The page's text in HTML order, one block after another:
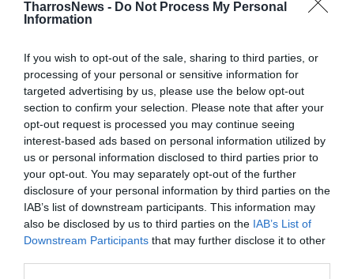
TharrosNews - Do Not Process My Personal
Information
If you wish to opt-out of the sale, sharing to third parties, or
processing of your personal or sensitive information for
targeted advertising by us, please use the below opt-out
section to confirm your selection. Please note that after your
opt-out request is processed you may continue seeing
interest-based ads based on personal information utilized by
us or personal information disclosed to third parties prior to
your opt-out. You may separately opt-out of the further
disclosure of your personal information by third parties on the
IAB’s list of downstream participants. This information may
also be disclosed by us to third parties on the IAB’s List of
Downstream Participants that may further disclose it to other
Πρόεδρος του Δημοτικού Συμβουλίου Κωνσταντίνος
Κουφόγιωργας, ο πρόεδρος της Κοινότητας Πύλου
Ηλίας Σαρρής, ο Αντιπρόεδρος της ΔΕΥΑΠΝ Γιάννης
Πανταζόπουλος και ο Λιμενάρχης Πύλου Χρήστος
Μπιμπής.
Ακολούθως αντιπροσωπεία του Γαλλικού πολεμικού
πλοίου μετέβη στην πλατεία Τριών Ναυάρχων της
Πύλου και κατέθεσε στεφάνια στα μνημεία των
ναυάρχων των τριών στόλων της Ναυμαχίας του
Ναβαρίνου, του Δεριγνύ, του Χέυδεν και του
Κοδριγκτόν.